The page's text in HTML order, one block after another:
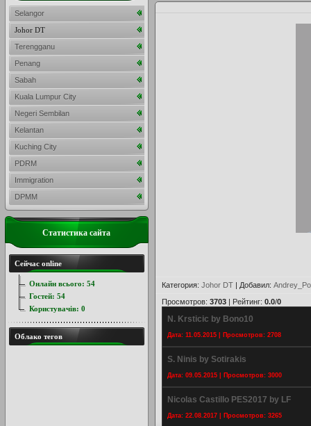
Категория: Johor DT | Добавил:
Просмотров: 3703 | Рейтинг: 0.0/0
N. Krsticic by Bono10
Дата: 11.05.2015 | Просмотров: 2708
S. Ninis by Sotirakis
Дата: 09.05.2015 | Просмотров: 3000
Nicolas Castillo PES2017 by LF
Дата: 22.08.2017 | Просмотров: 3265
Selangor
Johor DT
Terengganu
Penang
Sabah
Kuala Lumpur City
Negeri Sembilan
Kelantan
Kuching City
PDRM
Immigration
DPMM
Статистика сайта
Сейчас online
Онлайн всього: 54
Гостей: 54
Користувачів: 0
Облако тегов